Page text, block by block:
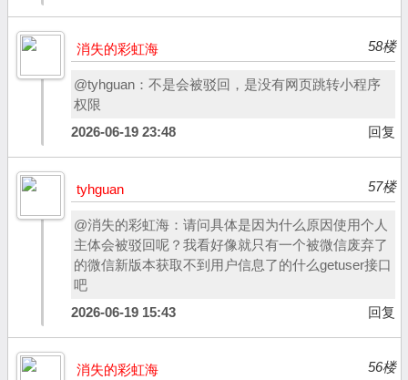
消失的彩虹海 58楼
@tyhguan：不是会被驳回，是没有网页跳转小程序
权限
2026-06-19 23:48
回复
tyhguan 57楼
@消失的彩虹海：请问具体是因为什么原因使用个人
主体会被驳回呢？我看好像就只有一个被微信废弃了
的微信新版本获取不到用户信息了的什么getuser接口
吧
2026-06-19 15:43
回复
消失的彩虹海 56楼